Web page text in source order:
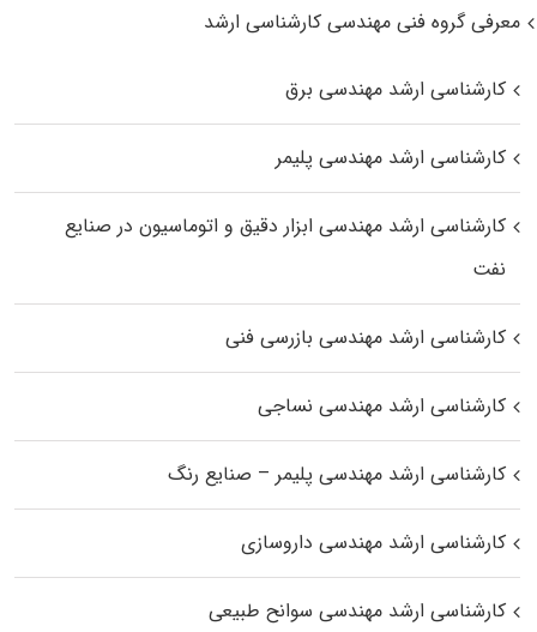
معرفی گروه فنی مهندسی کارشناسی ارشد
کارشناسی ارشد مهندسی برق
کارشناسی ارشد مهندسی پلیمر
کارشناسی ارشد مهندسی ابزار دقیق و اتوماسیون در صنایع
نفت
کارشناسی ارشد مهندسی بازرسی فنی
کارشناسی ارشد مهندسی نساجی
کارشناسی ارشد مهندسی پلیمر – صنایع رنگ
کارشناسی ارشد مهندسی داروسازی
کارشناسی ارشد مهندسی سوانح طبیعی